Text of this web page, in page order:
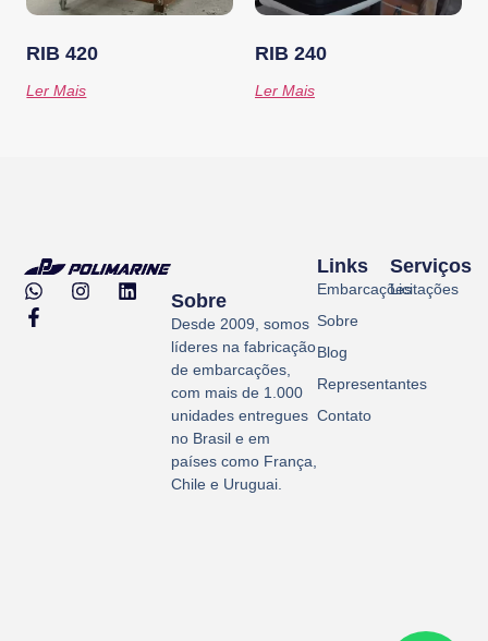
RIB 420
Ler Mais
RIB 240
Ler Mais
Serviços
Licitações
Links
Embarcações
Sobre
Blog
Representantes
Contato
Sobre
Desde 2009, somos
líderes na fabricação
de embarcações,
com mais de 1.000
unidades entregues
no Brasil e em
países como França,
Chile e Uruguai.